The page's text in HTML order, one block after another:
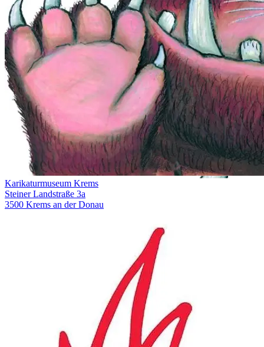
Karikaturmuseum Krems
Steiner Landstraße 3a
3500 Krems an der Donau